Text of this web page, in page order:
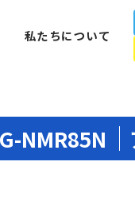
私たちについて
NMR85N